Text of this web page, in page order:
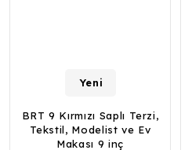
Yeni
BRT 9 Kırmızı Saplı Terzi,
Tekstil, Modelist ve Ev
Makası 9 inç